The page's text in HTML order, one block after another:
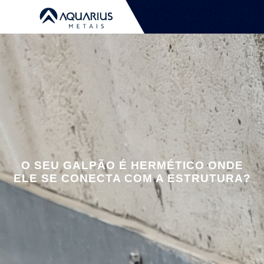
O SEU GALPÃO É HERMÉTICO ONDE
ELE SE CONECTA COM A ESTRUTURA?